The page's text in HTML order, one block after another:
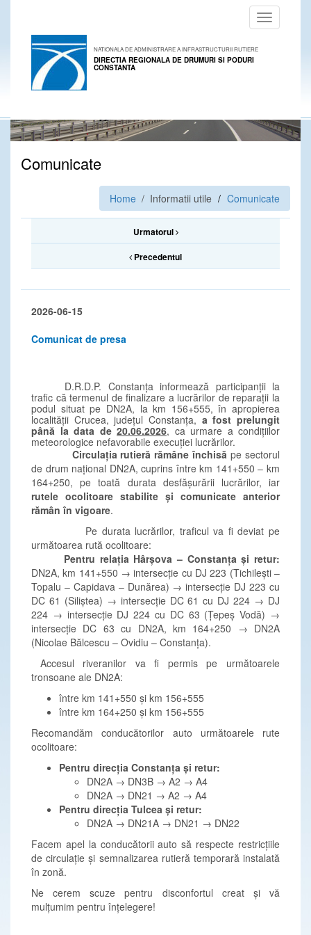
Toggle
navigation
NATIONALA DE ADMINISTRARE A INFRASTRUCTURII RUTIERE
DIRECTIA REGIONALA DE DRUMURI SI PODURI
CONSTANTA
Comunicate
Home / Informatii utile Comunicate
Urmatorul
Precedentul
2026-06-15
Comunicat de presa
D.R.D.P. Constanța informează participanții la
trafic că termenul de finalizare a lucrărilor de reparații la
podul situat pe DN2A, la km 156+555, în apropierea
localității Crucea, județul Constanța, a fost prelungit
până la data de20.06.2026, ca urmare a condițiilor
meteorologice nefavorabile execuției lucrărilor.
Circulația rutieră rămâne închisă pe sectorul
de drum național DN2A, cuprins între km 141+550 – km
164+250, pe toată durata desfășurării lucrărilor, iar
rutele ocolitoare stabilite și comunicate anterior
rămân în vigoare.
Pe durata lucrărilor, traficul va fi deviat pe
următoarea rută ocolitoare:
Pentru relația Hârșova – Constanța și retur:
DN2A, km 141+550 → intersecție cu DJ 223 (Tichilești –
Topalu – Capidava – Dunărea) → intersecție DJ 223 cu
DC 61 (Siliștea) → intersecție DC 61 cu DJ 224 → DJ
224 → intersecție DJ 224 cu DC 63 (Țepeș Vodă) →
intersecție DC 63 cu DN2A, km 164+250 → DN2A
(Nicolae Bălcescu – Ovidiu – Constanța).
Accesul riveranilor va fi permis pe următoarele
tronsoane ale DN2A:
între km 141+550 și km 156+555
între km 164+250 și km 156+555
Recomandăm conducătorilor auto următoarele rute
ocolitoare:
Pentru direcția Constanța și retur:
DN2A → DN3B → A2 → A4
DN2A → DN21 → A2 → A4
Pentru direcția Tulcea și retur:
DN2A → DN21A → DN21 → DN22
Facem apel la conducătorii auto să respecte restricțiile
de circulație și semnalizarea rutieră temporară instalată
în zonă.
Ne cerem scuze pentru disconfortul creat și vă
mulțumim pentru înțelegere!